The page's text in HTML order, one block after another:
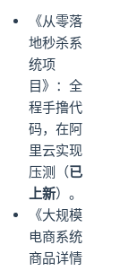
《从零落
地秒杀系
统项
目》：全
程手撸代
码，在阿
里云实现
压测（已
上新）。
《大规模
电商系统
商品详情